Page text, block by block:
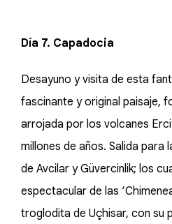
Día 7. Capadocia
Desayuno y visita de esta
fascinante y original paisaje,
arrojada por los volcanes
millones de años. Salida para
de Avcilar y Güvercinlik; los
espectacular de las
troglodita de Uçhisar, con su